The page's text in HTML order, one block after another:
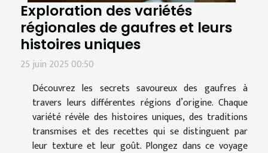
Exploration des variétés
régionales de gaufres et leurs
histoires uniques
25 juin 2025 00:50
Découvrez les secrets savoureux des gaufres à
travers leurs différentes régions d’origine. Chaque
variété révèle des histoires uniques, des traditions
transmises et des recettes qui se distinguent par
leur texture et leur goût. Plongez dans ce voyage